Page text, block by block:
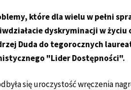
które dla wielu w pełni
dyskryminacji w życiu
Duda do tegorocznych
"Lider Dostępności".
się uroczystość wręczenia